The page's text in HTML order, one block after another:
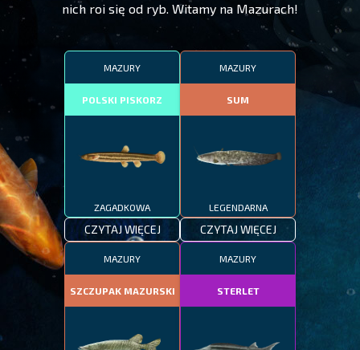
nich roi się od ryb. Witamy na Mazurach!
MAZURY
POLSKI PISKORZ
ZAGADKOWA
CZYTAJ WIĘCEJ
MAZURY
SUM
LEGENDARNA
CZYTAJ WIĘCEJ
MAZURY
SZCZUPAK MAZURSKI
MAZURY
STERLET